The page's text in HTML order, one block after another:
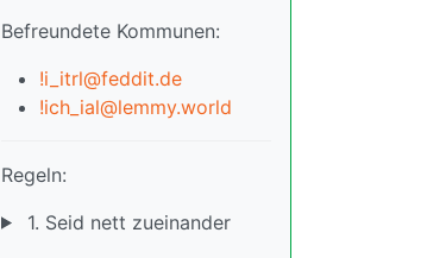
Befreundete Kommunen:
!i_itrl@feddit.de
!ich_ial@lemmy.world
Regeln:
1. Seid nett zueinander